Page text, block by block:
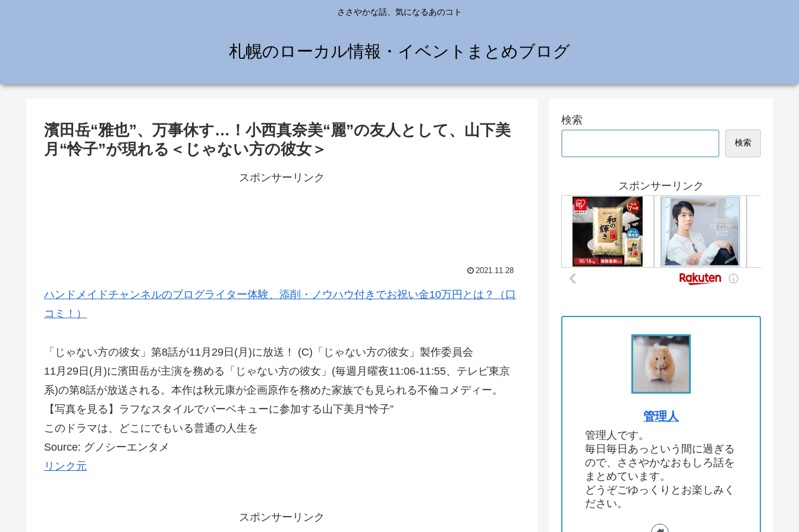
ささやかな話、気になるあのコト
札幌のローカル情報・イベントまとめブログ
濱田岳“雅也”、万事休す…！小西真奈美“麗”の友人として、山下美
月“怜子”が現れる＜じゃない方の彼女＞
スポンサーリンク
2021.11.28
ハンドメイドチャンネルのブログライター体験、添削・ノウハウ付きでお祝い金10万円とは？（口
コミ！）
「じゃない方の彼女」第8話が11月29日(月)に放送！ (C)「じゃない方の彼女」製作委員会
11月29日(月)に濱田岳が主演を務める「じゃない方の彼女」(毎週月曜夜11:06-11:55、テレビ東京
系)の第8話が放送される。本作は秋元康が企画原作を務めた家族でも見られる不倫コメディー。
【写真を見る】ラフなスタイルでバーベキューに参加する山下美月“怜子”
このドラマは、どこにでもいる普通の人生を
Source: グノシーエンタメ
リンク元
スポンサーリンク
検索
検索
スポンサーリンク
管理人
管理人です。
毎日毎日あっという間に過ぎる
ので、ささやかなおもしろ話を
まとめています。
どうぞごゆっくりとお楽しみく
ださい。